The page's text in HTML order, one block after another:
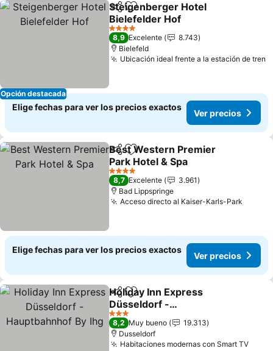
Opción destacada
CompartirAgregar a favoritos
Steigenberger Hotel
Bielefelder Hof
4 Estrellas
8,9 Excelente
8.743
Bielefeld
Ubicación ideal frente a la estación de tren
Elige fechas para ver los precios exactos
Ver precios
CompartirAgregar a favoritos
Best Western Premier
Park Hotel & Spa
4 Estrellas
8,7 Excelente
3.961
Bad Lippspringe
Acceso directo al Kaiser-Karls-Park
Elige fechas para ver los precios exactos
Ver precios
CompartirAgregar a favoritos
Holiday Inn Express
Düsseldorf -
Hauptbahnhof By Ihg
3 Estrellas
8,2 Muy bueno
19.313
Dusseldorf
Habitaciones modernas con Smart TV